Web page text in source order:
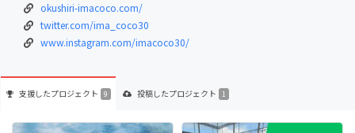
okushiri-imacoco.com/
twitter.com/ima_coco30
www.instagram.com/imacoco30/
支援したプロジェクト 9 投稿したプロジェクト 1